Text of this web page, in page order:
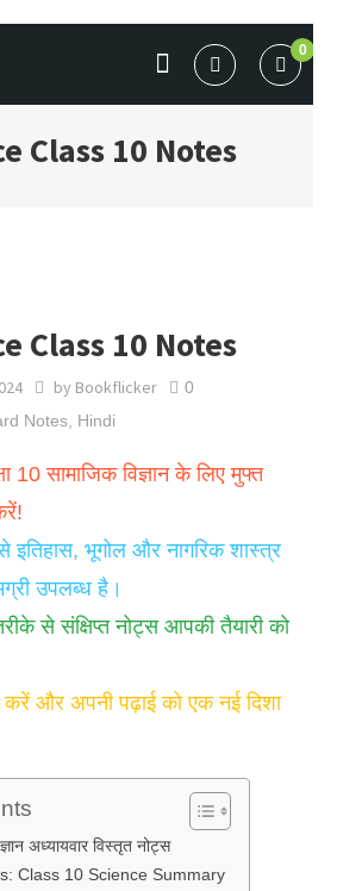
NOTES
0
Class 10 Notes
Class 10 Notes
by Bookflicker
0
Notes Hindi
10 सामाजिक विज्ञान के लिए मुफ्त
इतिहास, भूगोल और नागरिक शास्त्र
उपलब्ध है।
से संक्षिप्त नोट्स आपकी तैयारी को
और अपनी पढ़ाई को एक नई दिशा
अध्यायवार विस्तृत नोट्स
Class 10 Science Summary